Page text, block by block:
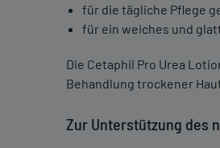
für die tägliche Pflege
für ein weiches und
Die Cetaphil Pro Urea
Behandlung trockener
Zur Unterstützung des